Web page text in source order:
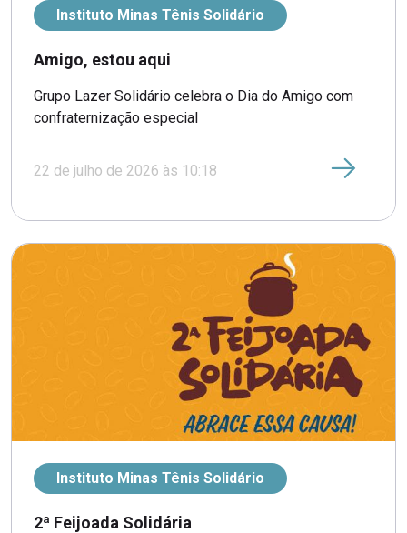
Instituto Minas Tênis Solidário
Amigo, estou aqui
Grupo Lazer Solidário celebra o Dia do Amigo com
confraternização especial
22 de julho de 2026 às 10:18
Instituto Minas Tênis Solidário
2ª Feijoada Solidária